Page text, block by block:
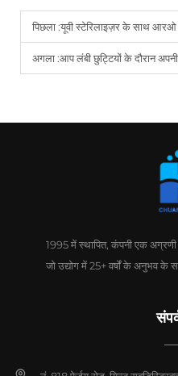
पिछला :यूवी स्टेरिलाइज़र के साथ आरओ जल फिल्टर कैसे
अगला :आप लंबी छुट्टियों के दौरान अपनी रिवर्स
1995 में स्थापित, कंपनी एक अग्रणी
जो उद्योग में 25+ वर्षों के अनुभव के